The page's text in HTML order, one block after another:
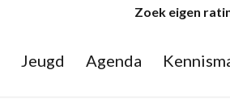
Zoek eigen
Jeugd Agenda